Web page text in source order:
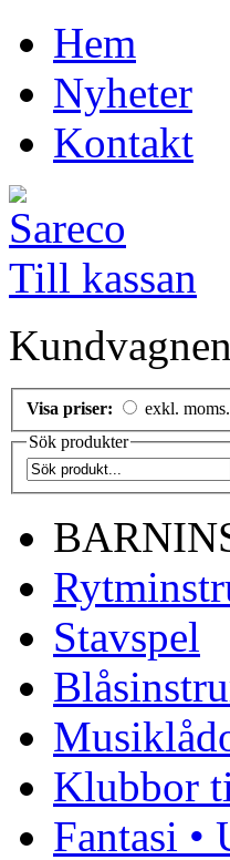
Hem
Nyheter
Kontakt
Till kassan
Visa priser: exkl. moms.
Sök produkter
Stavspel
Klubbor
Fantasi •